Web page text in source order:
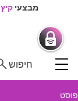
מבצעיקיץ
חיפוש
פוסט